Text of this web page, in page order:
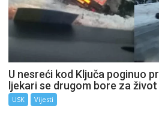
U nesreći kod Ključa poginuo
ljekari se drugom bore za život
USK Vijesti